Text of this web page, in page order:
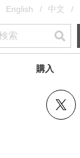
English 中文
購入